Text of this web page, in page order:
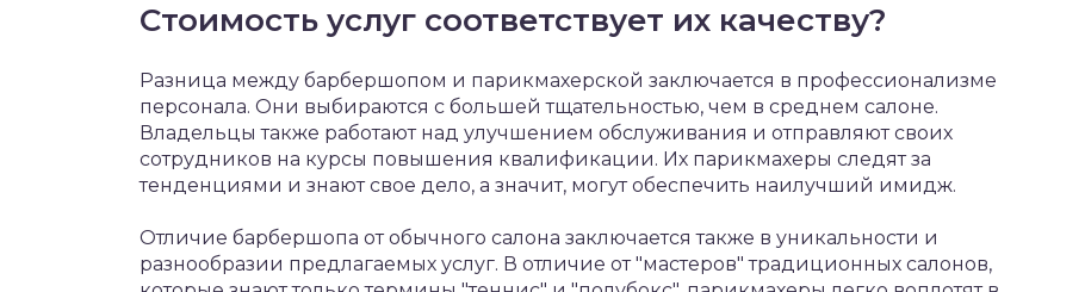
Стоимость услуг соответствует их качеству?
Разница между барбершопом и парикмахерской заключается в профессионализме
персонала. Они выбираются с большей тщательностью, чем в среднем салоне.
Владельцы также работают над улучшением обслуживания и отправляют своих
сотрудников на курсы повышения квалификации. Их парикмахеры следят за
тенденциями и знают свое дело, а значит, могут обеспечить наилучший имидж.
Отличие барбершопа от обычного салона заключается также в уникальности и
разнообразии предлагаемых услуг. В отличие от "мастеров" традиционных салонов,